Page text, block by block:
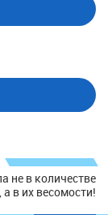
не в количестве
а в их весомости!